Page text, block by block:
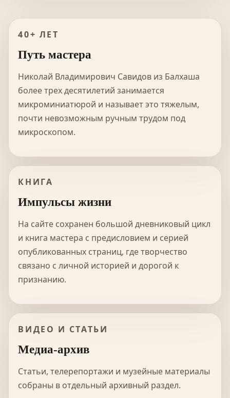
40+ ЛЕТ
Путь мастера
Николай Владимирович Савидов из Балхаша
более трех десятилетий занимается
микроминиатюрой и называет это тяжелым,
почти невозможным ручным трудом под
микроскопом.
КНИГА
Импульсы жизни
На сайте сохранен большой дневниковый цикл
и книга мастера с предисловием и серией
опубликованных страниц, где творчество
связано с личной историей и дорогой к
признанию.
ВИДЕО И СТАТЬИ
Медиа-архив
Статьи, телерепортажи и музейные материалы
собраны в отдельный архивный раздел.